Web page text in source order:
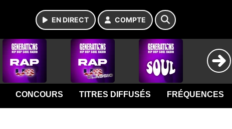
EN DIRECT COMPTE
CONCOURS TITRES DIFFUSÉS FRÉQUENCES